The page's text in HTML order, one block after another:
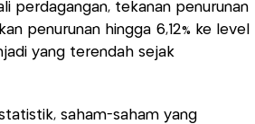
perdagangan, tekanan penurunan
penurunan hingga 6,12% ke level
yang terendah sejak
saham-saham yang